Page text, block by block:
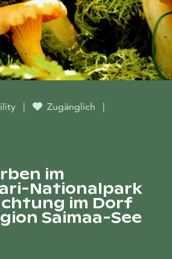
| Zugänglich
|
im
Nationalpark
im Dorf
Saimaa-See